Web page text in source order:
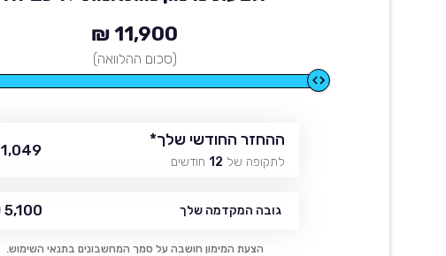
11,900 ₪
(סכום ההלוואה)
ההחזר החודשי שלך*
לתקופה של 12 חודשים
1,049 ₪
גובה המקדמה שלך 5,100 ₪
הצעת המימון חושבה על סמך המחשבונים בתנאי השימוש.